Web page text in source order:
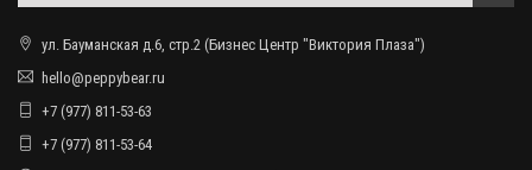
ул. Бауманская д.6, стр.2 (Бизнес Центр "Виктория Плаза")
hello@peppybear.ru
+7 (977) 811-53-63
+7 (977) 811-53-64